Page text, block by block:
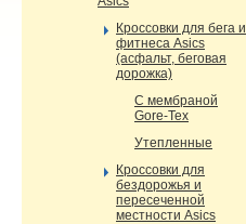
Кроссовки для бега и
фитнеса Asics
(асфальт, беговая
дорожка)
С мембраной
Gore-Tex
Утепленные
Кроссовки для
бездорожья и
пересеченной
местности Asics